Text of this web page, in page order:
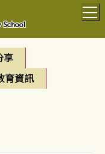
School
享
育資訊